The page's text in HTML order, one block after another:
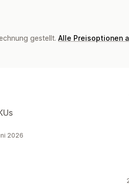
gestellt. Alle Preisoptionen
2026